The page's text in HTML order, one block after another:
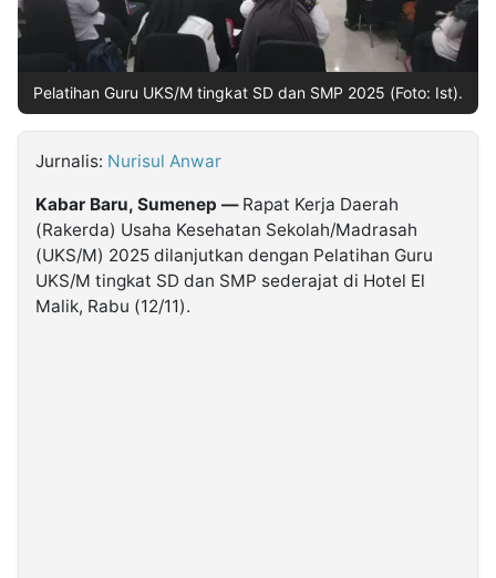
Kabarbaru.co
Pelatihan Guru UKS/M tingkat SD dan SMP 2025 (Foto: Ist).
Jurnalis: Nurisul Anwar
Kabar Baru, Sumenep — Rapat Kerja Daerah
(Rakerda) Usaha Kesehatan Sekolah/Madrasah
(UKS/M) 2025 dilanjutkan dengan Pelatihan Guru
UKS/M tingkat SD dan SMP sederajat di Hotel El
Malik, Rabu (12/11).